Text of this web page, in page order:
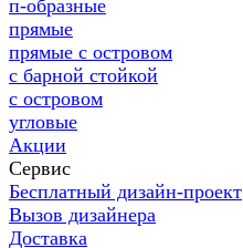
п-образные
прямые
прямые с островом
с барной стойкой
с островом
угловые
Акции
Сервис
Бесплатный дизайн-проект
Вызов дизайнера
Доставка